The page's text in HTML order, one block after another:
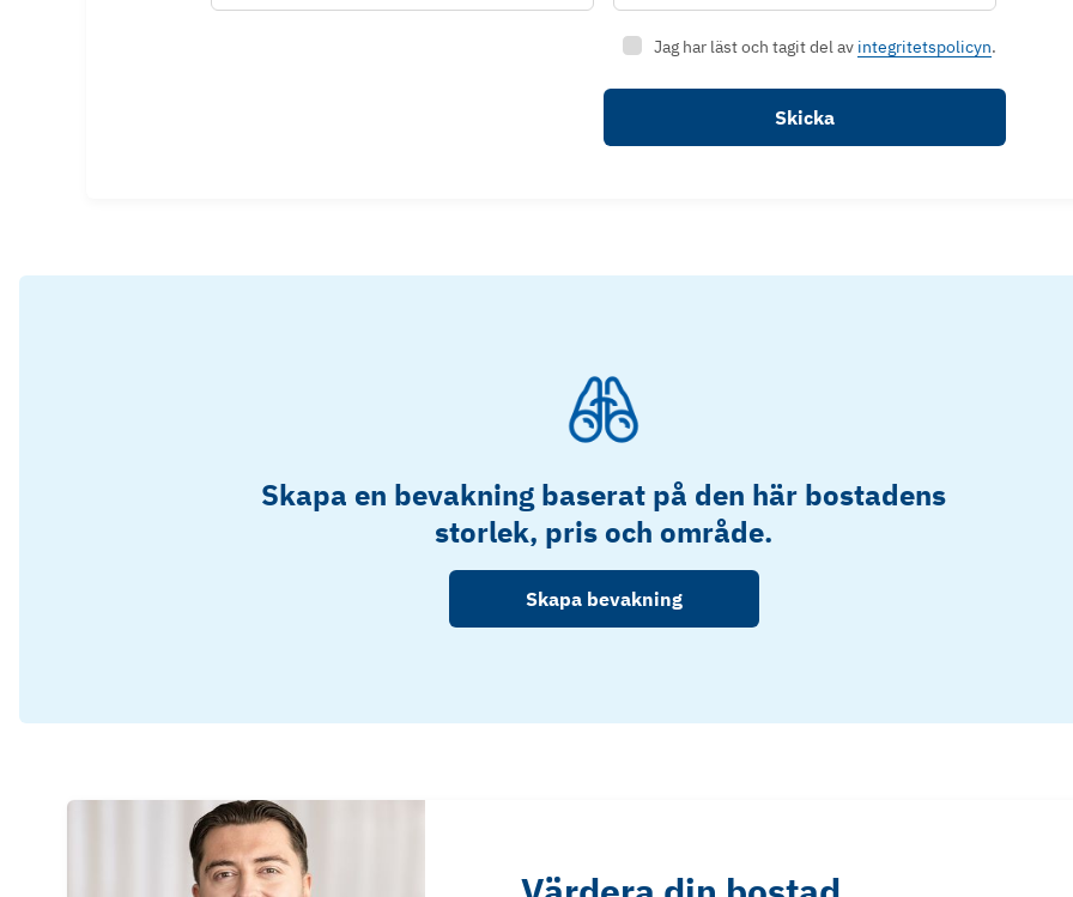
Jag har läst och tagit del av integritetspolicyn.
Skicka
Skapa en bevakning baserat på den här bostadens
storlek, pris och område.
Skapa bevakning